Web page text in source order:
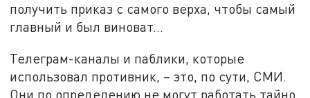
получить приказ с самого верха, чтобы самый
главный и был виноват...
Телеграм-каналы и паблики, которые
использовал противник, – это, по сути, СМИ.
Они по определению не могут работать тайно.